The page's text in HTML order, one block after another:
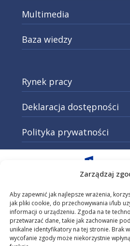
Zarządzaj
Aby zapewnić jak najlepsze wrażenia,
jak pliki cookie, do przechowywania i/lub
informacji o urządzeniu. Zgoda na te
przetwarzać dane, takie jak zachowanie
unikalne identyfikatory na tej stronie. Brak
wycofanie zgody może niekorzystnie
Multimedia
Baza wiedzy
Rynek pracy
Deklaracja dostępności
Polityka prywatności
Otwarcie
Otwarcie w